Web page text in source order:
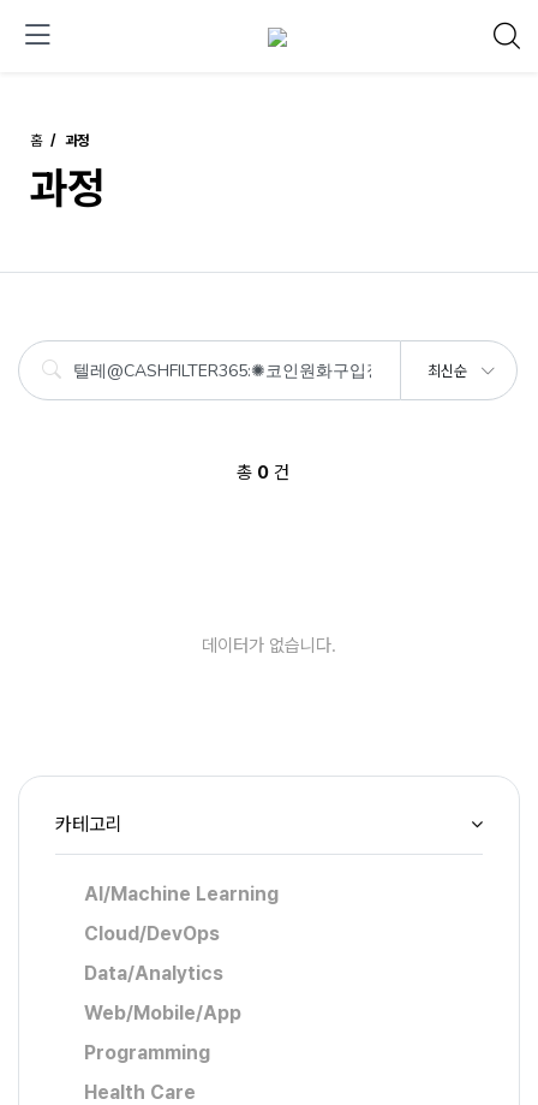
홈 과정
과정
최신순
총 0 건
데이터가 없습니다.
카테고리
AI/Machine Learning
Cloud/DevOps
Data/Analytics
Web/Mobile/App
Programming
Health Care